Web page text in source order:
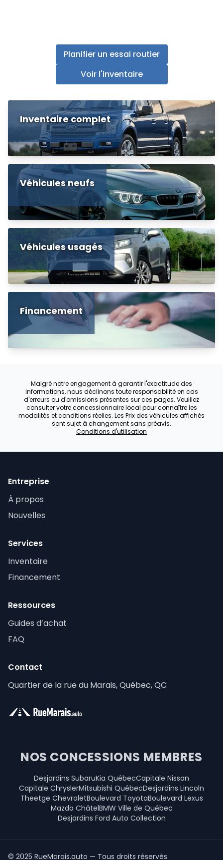
Planifier un essai routier
Voir l'inventaire
Inventaire complet
Véhicules neufs
Véhicules usagés
Financement
Malgré notre engagement à garantir l'exactitude des
informations, nous déclinons toute responsabilité en cas
d'erreurs ou d'omissions présentes sur ces pages. Veuillez
consulter votre concessionnaire local pour connaître les
modalités et conditions réelles. Les Prix des véhicules affichés
sont sujet à changement sans préavis.
Conditions d'utilisation
Entreprise
À propos
Nouvelles
Services
Inventaire
Financement
Ressources
Guides d’achat
FAQ
Contact
Quartier de la rue du Marais, Québec, QC
NOS CONCESSIONS MEMBRES
Desjardins SubaruKia QuébecCapitale Nissan
Capitale ChryslerMitsubishi QuébecDesjardins Lincoln
Theetge ChevroletBoulevard ToyotaBoulevard Lexus
Mazda ChâtelBMW Ville de Québec
Desjardins Ford Auto Collection
© 2025 RueMarais.auto — Tous droits réservés.